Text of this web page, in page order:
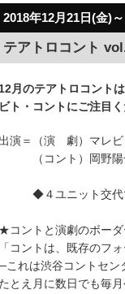
2018年12月21日(金)
テアトロコント
12月のテアトロコント
ビト・コントにご注目
出演＝（演 劇）マレビ
（コント）岡野陽一
◆４ユニット交代で
★コントと演劇のボー
「コントは、既存のフ
これは渋谷コントセン
たとえ月に数日でも毎